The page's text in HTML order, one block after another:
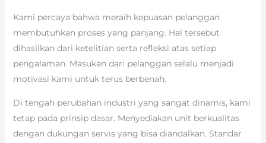
Kami percaya bahwa meraih kepuasan pelanggan
membutuhkan proses yang panjang. Hal tersebut
dihasilkan dari ketelitian serta refleksi atas setiap
pengalaman. Masukan dari pelanggan selalu menjadi
motivasi kami untuk terus berbenah.
Di tengah perubahan industri yang sangat dinamis, kami
tetap pada prinsip dasar. Menyediakan unit berkualitas
dengan dukungan servis yang bisa diandalkan. Standar